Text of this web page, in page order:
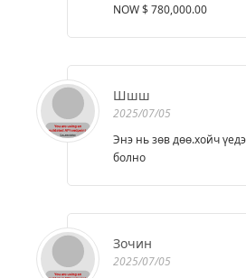
NOW $ 780,000.00
Шшш
2025/07/05
Энэ нь зөв дөө.хойч
болно
Зочин
2025/07/05